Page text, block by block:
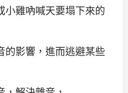
小雞吶喊天要塌下來的
的影響，進而逃避某些